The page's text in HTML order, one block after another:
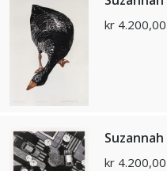
kr 4.200,00
kr 4.200,00